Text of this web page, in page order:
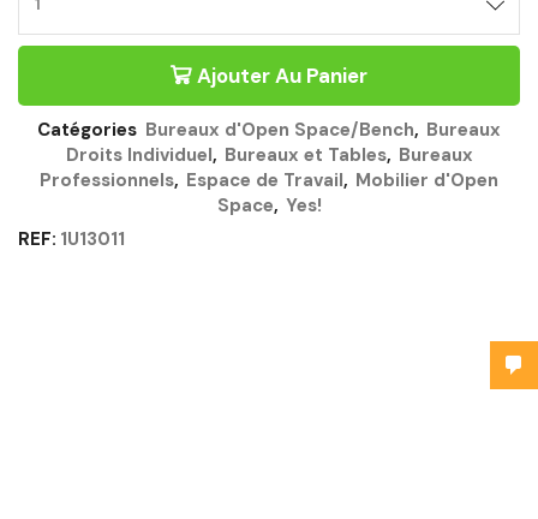
Ajouter Au Panier
Catégories Bureaux d'Open Space/Bench, Bureaux
Droits Individuel, Bureaux et Tables, Bureaux
Professionnels, Espace de Travail, Mobilier d'Open
Space, Yes!
REF: 1U13011